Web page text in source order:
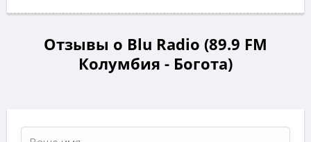
Отзывы о Blu Radio (89.9 FM
Колумбия - Богота)